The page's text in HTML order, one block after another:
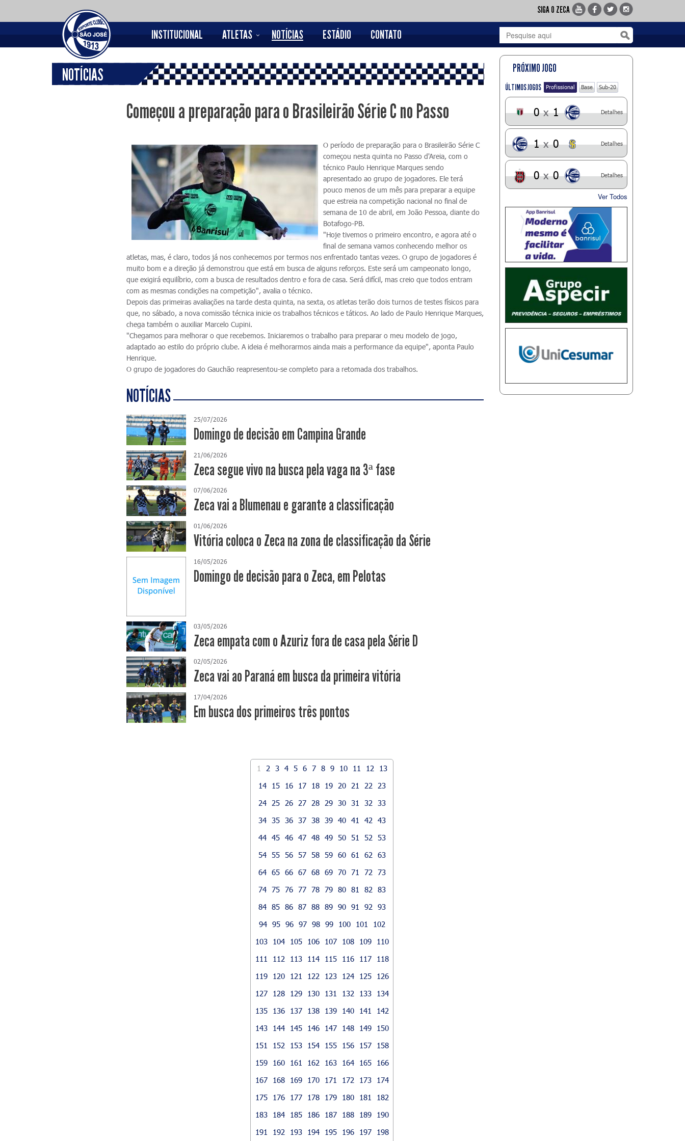
SIGA O ZECA
INSTITUCIONAL ATLETAS NOTÍCIAS ESTÁDIO CONTATO
NOTÍCIAS
Começou a preparação para o Brasileirão Série C no Passo
O período de preparação para o Brasileirão Série C
começou nesta quinta no Passo d'Areia, com o
técnico Paulo Henrique Marques sendo
apresentado ao grupo de jogadores. Ele terá
pouco menos de um mês para preparar a equipe
que estreia na competição nacional no final de
semana de 10 de abril, em João Pessoa, diante do
Botafogo-PB.
"Hoje tivemos o primeiro encontro, e agora até o
final de semana vamos conhecendo melhor os
atletas, mas, é claro, todos já nos conhecemos por termos nos enfrentado tantas vezes. O grupo de jogadores é
muito bom e a direção já demonstrou que está em busca de alguns reforços. Este será um campeonato longo,
que exigirá equilíbrio, com a busca de resultados dentro e fora de casa. Será difícil, mas creio que todos entram
com as mesmas condições na competição", avalia o técnico.
Depois das primeiras avaliações na tarde desta quinta, na sexta, os atletas terão dois turnos de testes físicos para
que, no sábado, a nova comissão técnica inicie os trabalhos técnicos e táticos. Ao lado de Paulo Henrique Marques,
chega também o auxiliar Marcelo Cupini.
"Chegamos para melhorar o que recebemos. Iniciaremos o trabalho para preparar o meu modelo de jogo,
adaptado ao estilo do próprio clube. A ideia é melhorarmos ainda mais a performance da equipe", aponta Paulo
Henrique.
O grupo de jogadores do Gauchão reapresentou-se completo para a retomada dos trabalhos.
NOTÍCIAS
25/07/2026
Domingo de decisão em Campina Grande
21/06/2026
Zeca segue vivo na busca pela vaga na 3ª fase
07/06/2026
Zeca vai a Blumenau e garante a classificação
01/06/2026
Vitória coloca o Zeca na zona de classificação da Série
16/05/2026
Domingo de decisão para o Zeca, em Pelotas
03/05/2026
Zeca empata com o Azuriz fora de casa pela Série D
02/05/2026
Zeca vai ao Paraná em busca da primeira vitória
17/04/2026
​Em busca dos primeiros três pontos
1 2 3 4 5 6 7 8 9 10 11 12
13
14
15 16 17 18 19 20 21 22
23
24
25 26 27 28 29 30 31 32
33
34 35 36 37 38 39 40 41 42
43
44 45 46 47 48 49 50 51 52
53
54 55 56 57 58 59 60 61 62
63
64 65 66 67 68 69 70 71 72
73
74 75 76 77 78 79 80 81 82
83
84 85 86 87 88 89 90 91 92
93
94 95 96 97 98 99 100 101
102
103
104 105 106 107 108 109
110
111
112 113 114 115 116 117
118
119
120 121 122 123 124 125
126
127
128 129 130 131 132 133
134
135
136 137 138 139 140 141
142
143
144 145 146 147 148 149
150
151
152 153 154 155 156 157
158
159
160 161 162 163 164 165
166
167
168 169 170 171 172 173
174
175
176 177 178 179 180 181
182
183
184 185 186 187 188 189
190
191
192 193 194 195 196 197
198
PRÓXIMO JOGO
ÚLTIMOS JOGOS Profissional Base Sub-20
0 x 1 Detalhes
1 x 0 Detalhes
0 x 0 Detalhes
Ver Todos